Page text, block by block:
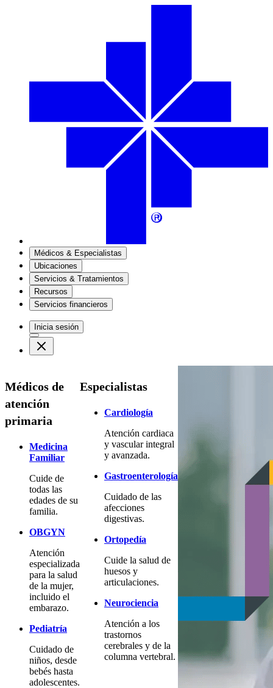
Médicos & Especialistas
Ubicaciones
Servicios & Tratamientos
Recursos
Servicios financieros
Inicia sesión
Médicos de
atención
primaria
Medicina
Familiar
Cuide de
todas las
edades de su
familia.
OBGYN
Atención
especializada
para la salud
de la mujer,
incluido el
embarazo.
Pediatría
Cuidado de
niños, desde
bebés hasta
adolescentes.
Especialistas
Cardiología
Atención cardiaca
y vascular integral
y avanzada.
Gastroenterología
Cuidado de las
afecciones
digestivas.
Ortopedía
Cuide la salud de
huesos y
articulaciones.
Neurociencia
Atención a los
trastornos
cerebrales y de la
columna vertebral.